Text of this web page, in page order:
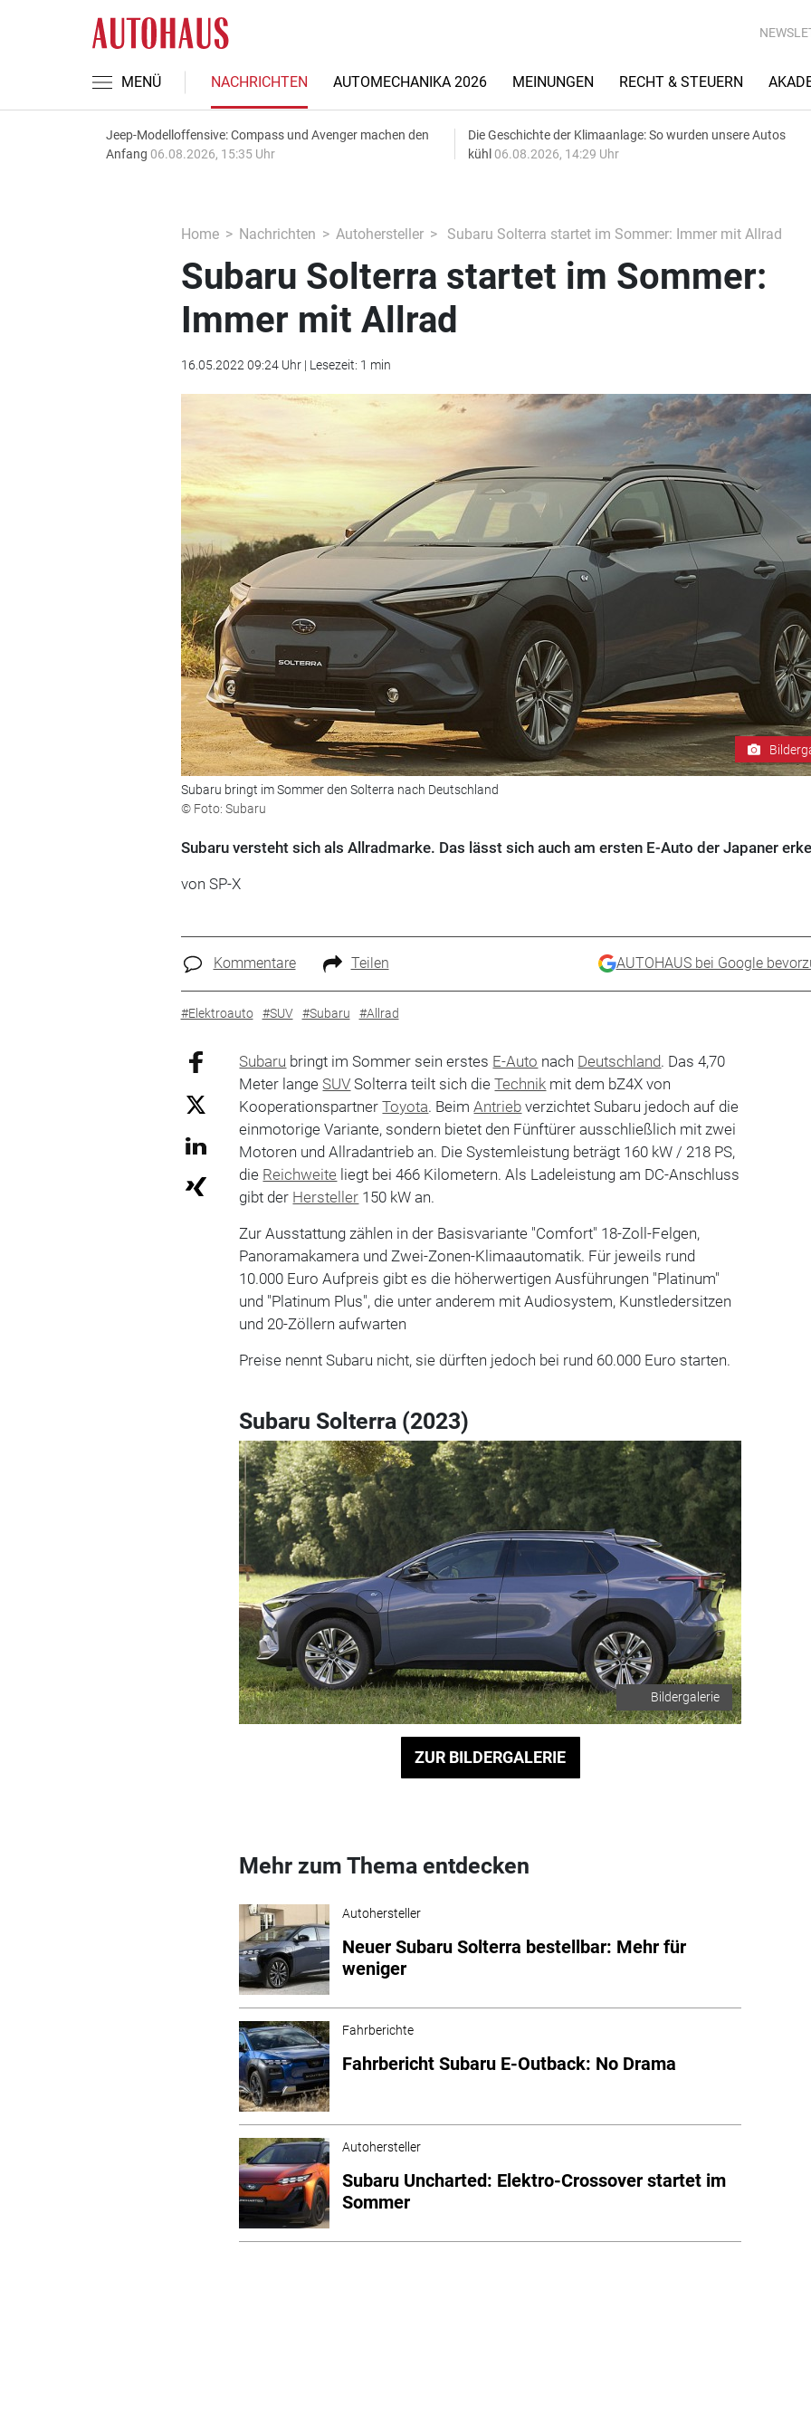
MENÜ NACHRICHTEN AUTOMECHANIKA 2026 MEINUNGEN RECHT & STEUERN
Jeep-Modelloffensive: Compass und Avenger machen den
Anfang 06.08.2026, 15:35 Uhr
Die Geschichte der Klimaanlage: So wurden unsere Autos
kühl 06.08.2026, 14:29 Uhr
Home Nachrichten Autohersteller Subaru Solterra startet im Sommer: Immer mit Allrad
Subaru Solterra startet im Sommer:
Immer mit Allrad
16.05.2022 09:24 Uhr | Lesezeit: 1 min
Subaru bringt im Sommer den Solterra nach Deutschland
© Foto: Subaru
Subaru versteht sich als Allradmarke. Das lässt sich auch am ersten E-Auto der Japaner
von SP-X
Kommentare Teilen AUTOHAUS bei Google
#Elektroauto #SUV #Subaru #Allrad
Subaru bringt im Sommer sein erstes E-Auto nach Deutschland. Das 4,70
Meter lange SUV Solterra teilt sich dieTechnik mit dem bZ4X von
KooperationspartnerToyota. BeimAntrieb verzichtet Subaru jedoch auf die
einmotorige Variante, sondern bietet den Fünftürer ausschließlich mit zwei
Motoren und Allradantrieb an. Die Systemleistung beträgt 160 kW / 218 PS,
die Reichweite liegt bei 466 Kilometern. Als Ladeleistung am DC-Anschluss
gibt der Hersteller 150 kW an.
Zur Ausstattung zählen in der Basisvariante "Comfort" 18-Zoll-Felgen,
Panoramakamera und Zwei-Zonen-Klimaautomatik. Für jeweils rund
10.000 Euro Aufpreis gibt es die höherwertigen Ausführungen "Platinum"
und "Platinum Plus", die unter anderem mit Audiosystem, Kunstledersitzen
und 20-Zöllern aufwarten
Preise nennt Subaru nicht, sie dürften jedoch bei rund 60.000 Euro starten.
Subaru Solterra (2023)
Bildergalerie
ZUR BILDERGALERIE
Mehr zum Thema entdecken
Autohersteller
Neuer Subaru Solterra bestellbar: Mehr für
weniger
Fahrberichte
Fahrbericht Subaru E-Outback: No Drama
Autohersteller
Subaru Uncharted: Elektro-Crossover startet im
Sommer